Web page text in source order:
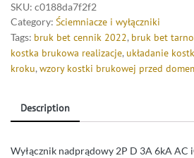
SKU: c0188da7f2f2
Category: Ściemniacze i wyłączniki
Tags: bruk bet cennik 2022, bruk bet
kostka brukowa realizacje, układanie
kroku, wzory kostki brukowej przed
Description
Wyłącznik nadprądowy 2P D 3A 6kA AC